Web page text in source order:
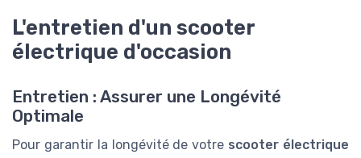
L'entretien d'un scooter
électrique d'occasion
Entretien : Assurer une Longévité
Optimale
Pour garantir la longévité de votre scooter électrique